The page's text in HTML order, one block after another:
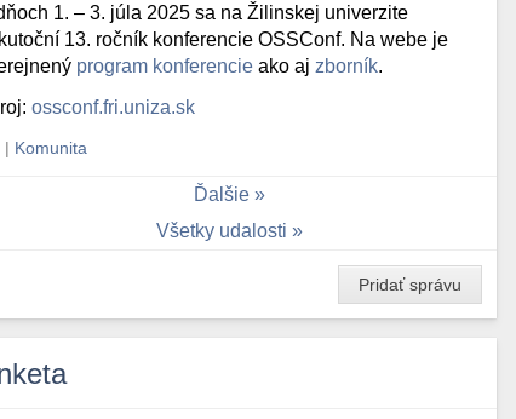
1. – 3. júla 2025 sa na Žilinskej univerzite
13. ročník konferencie OSSConf. Na webe je
program konferencie ako aj zborník.
ossconf.fri.uniza.sk
| Komunita
Ďalšie
Všetky udalosti
Pridať správu